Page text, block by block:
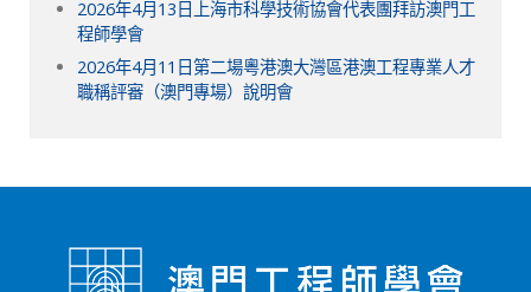
2026年4月13日上海市科學技術協會代表團拜訪澳門工
程師學會
2026年4月11日第二場粵港澳大灣區港澳工程專業人才
職稱評審（澳門專場）說明會